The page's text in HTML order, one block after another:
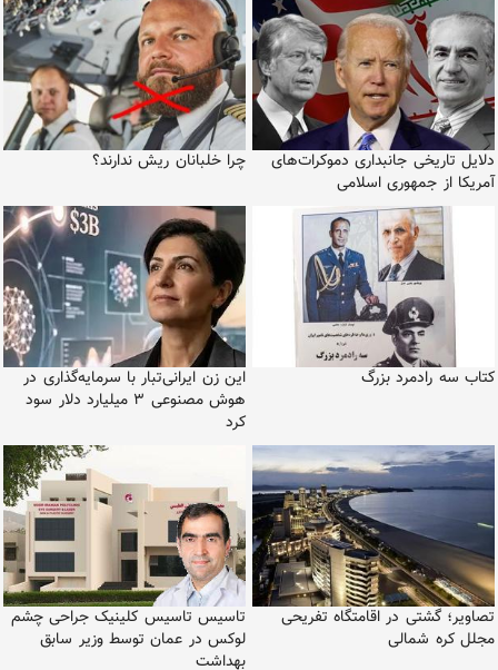
چرا خلبانان ریش ندارند؟
دلایل تاریخی جانبداری دموکرات‌های
آمریکا از جمهوری اسلامی
این زن ایرانی‌تبار با سرمایه‌گذاری در
هوش مصنوعی ۳ میلیارد دلار سود
کرد
کتاب سه رادمرد بزرگ
تاسیس تاسیس کلینیک جراحی چشم
لوکس در عمان توسط وزیر سابق
بهداشت
تصاویر؛ گشتی در اقامتگاه تفریحی
مجلل کره شمالی